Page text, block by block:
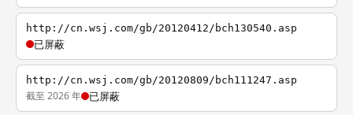
http://cn.wsj.com/gb/20120412/bch130540.asp
已屏蔽
http://cn.wsj.com/gb/20120809/bch111247.asp
截至 2026 年 已屏蔽